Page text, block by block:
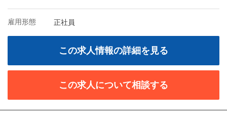
雇用形態 正社員
この求人情報の詳細を見る
この求人について相談する